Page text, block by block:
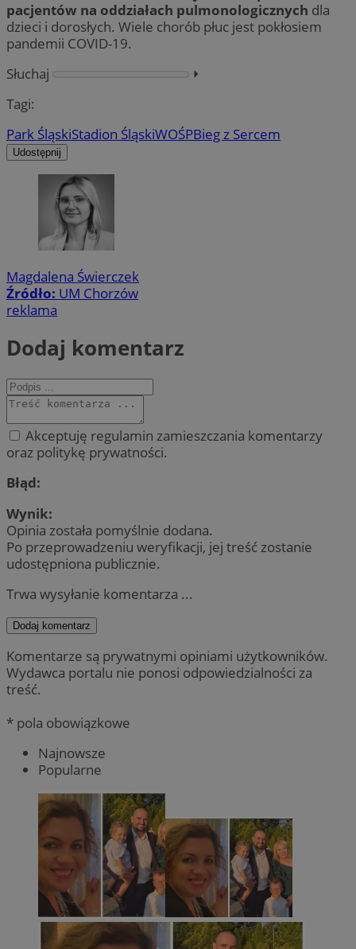
pacjentów na oddziałach pulmonologicznych dla
dzieci i dorosłych. Wiele chorób płuc jest pokłosiem
pandemii COVID-19.
Słuchaj
⏵︎
Tagi:
Park ŚląskiStadion ŚląskiWOŚPBieg z Sercem
Udostępnij
Magdalena Świerczek
Źródło: UM Chorzów
reklama
Dodaj komentarz
Akceptuję regulamin zamieszczania komentarzy
oraz politykę prywatności.
Błąd:
Wynik:
Opinia została pomyślnie dodana.
Po przeprowadzeniu weryfikacji, jej treść zostanie
udostępniona publicznie.
Trwa wysyłanie komentarza ...
Dodaj komentarz
Komentarze są prywatnymi opiniami użytkowników.
Wydawca portalu nie ponosi odpowiedzialności za
treść.
* pola obowiązkowe
Najnowsze
Popularne